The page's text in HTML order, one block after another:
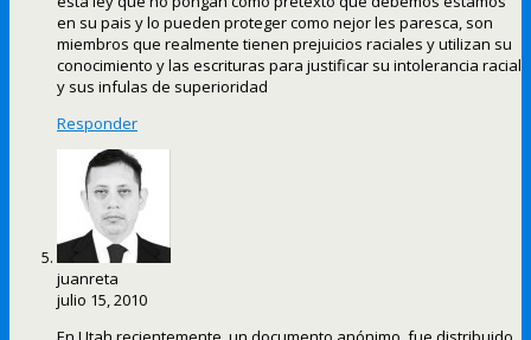
en su pais y lo pueden proteger como nejor les paresca, son
miembros que realmente tienen prejuicios raciales y utilizan su
conocimiento y las escrituras para justificar su intolerancia racial
y sus infulas de superioridad
Responder
juanreta
julio 15, 2010